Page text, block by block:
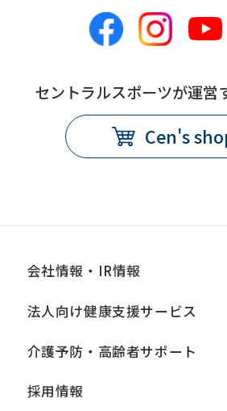
using
the
セントラルスポーツが運営
Cen's
会社情報・IR情報
法人向け健康支援サービス
介護予防・高齢者サポート
採用情報